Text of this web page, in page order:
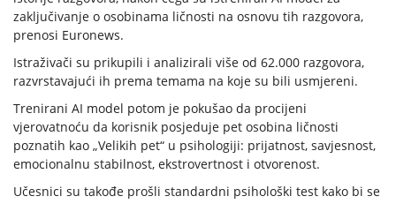
zaključivanje o osobinama ličnosti na osnovu tih razgovora,
prenosi Euronews.
Istraživači su prikupili i analizirali više od 62.000 razgovora,
razvrstavajući ih prema temama na koje su bili usmjereni.
Trenirani AI model potom je pokušao da procijeni
vjerovatnoću da korisnik posjeduje pet osobina ličnosti
poznatih kao „Velikih pet“ u psihologiji: prijatnost, savjesnost,
emocionalnu stabilnost, ekstrovertnost i otvorenost.
Učesnici su takođe prošli standardni psihološki test kako bi se